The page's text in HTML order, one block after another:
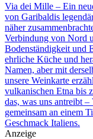
Via dei Mille – Ein
von Garibaldis
näher
Verbindung von Nord
Bodenständigkeit und
ehrliche Küche und
Namen, aber mit
unsere Weinkarte
vulkanischen Etna bis
das, was uns antreibt
gemeinsam an einem
Geschmack Italiens.
Anzeige